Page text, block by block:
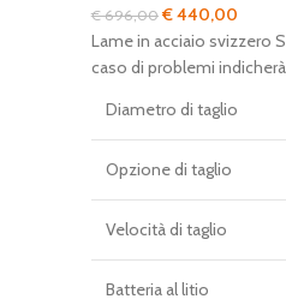
€696,00Il
prezzo
originale
€ 696,00.
€440,00
attuale
Lame in acciaio svizzero
caso di problemi
Diametro di taglio
Opzione di taglio
Velocità di taglio
Batteria al litio